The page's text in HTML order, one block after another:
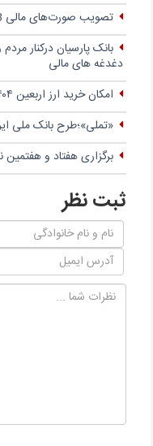
تصویب صورت‌های مالی 1403 بانک پارسیان با تائید سهامداران
بانک پارسیان درکنار
دغدغه های مالی
امکان خرید ارز اربعین ۱۴۰۴ در بله فراهم است
«تملی»؛طرح بانک ملی
برگزاری هفتاد و
ثبت نظر